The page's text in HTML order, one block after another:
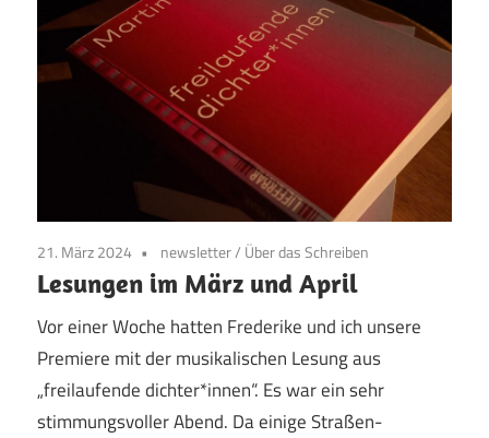
21. März 2024 newsletter/ Über das Schreiben
Lesungen im März und April
Vor einer Woche hatten Frederike und ich unsere
Premiere mit der musikalischen Lesung aus
„freilaufende dichter*innen“. Es war ein sehr
stimmungsvoller Abend. Da einige Straßen-